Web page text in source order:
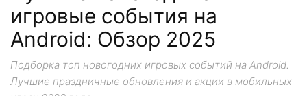
игровые события на
Android: Обзор 2025
Подборка топ новогодних игровых событий на Android.
Лучшие праздничные обновления и акции в мобильных